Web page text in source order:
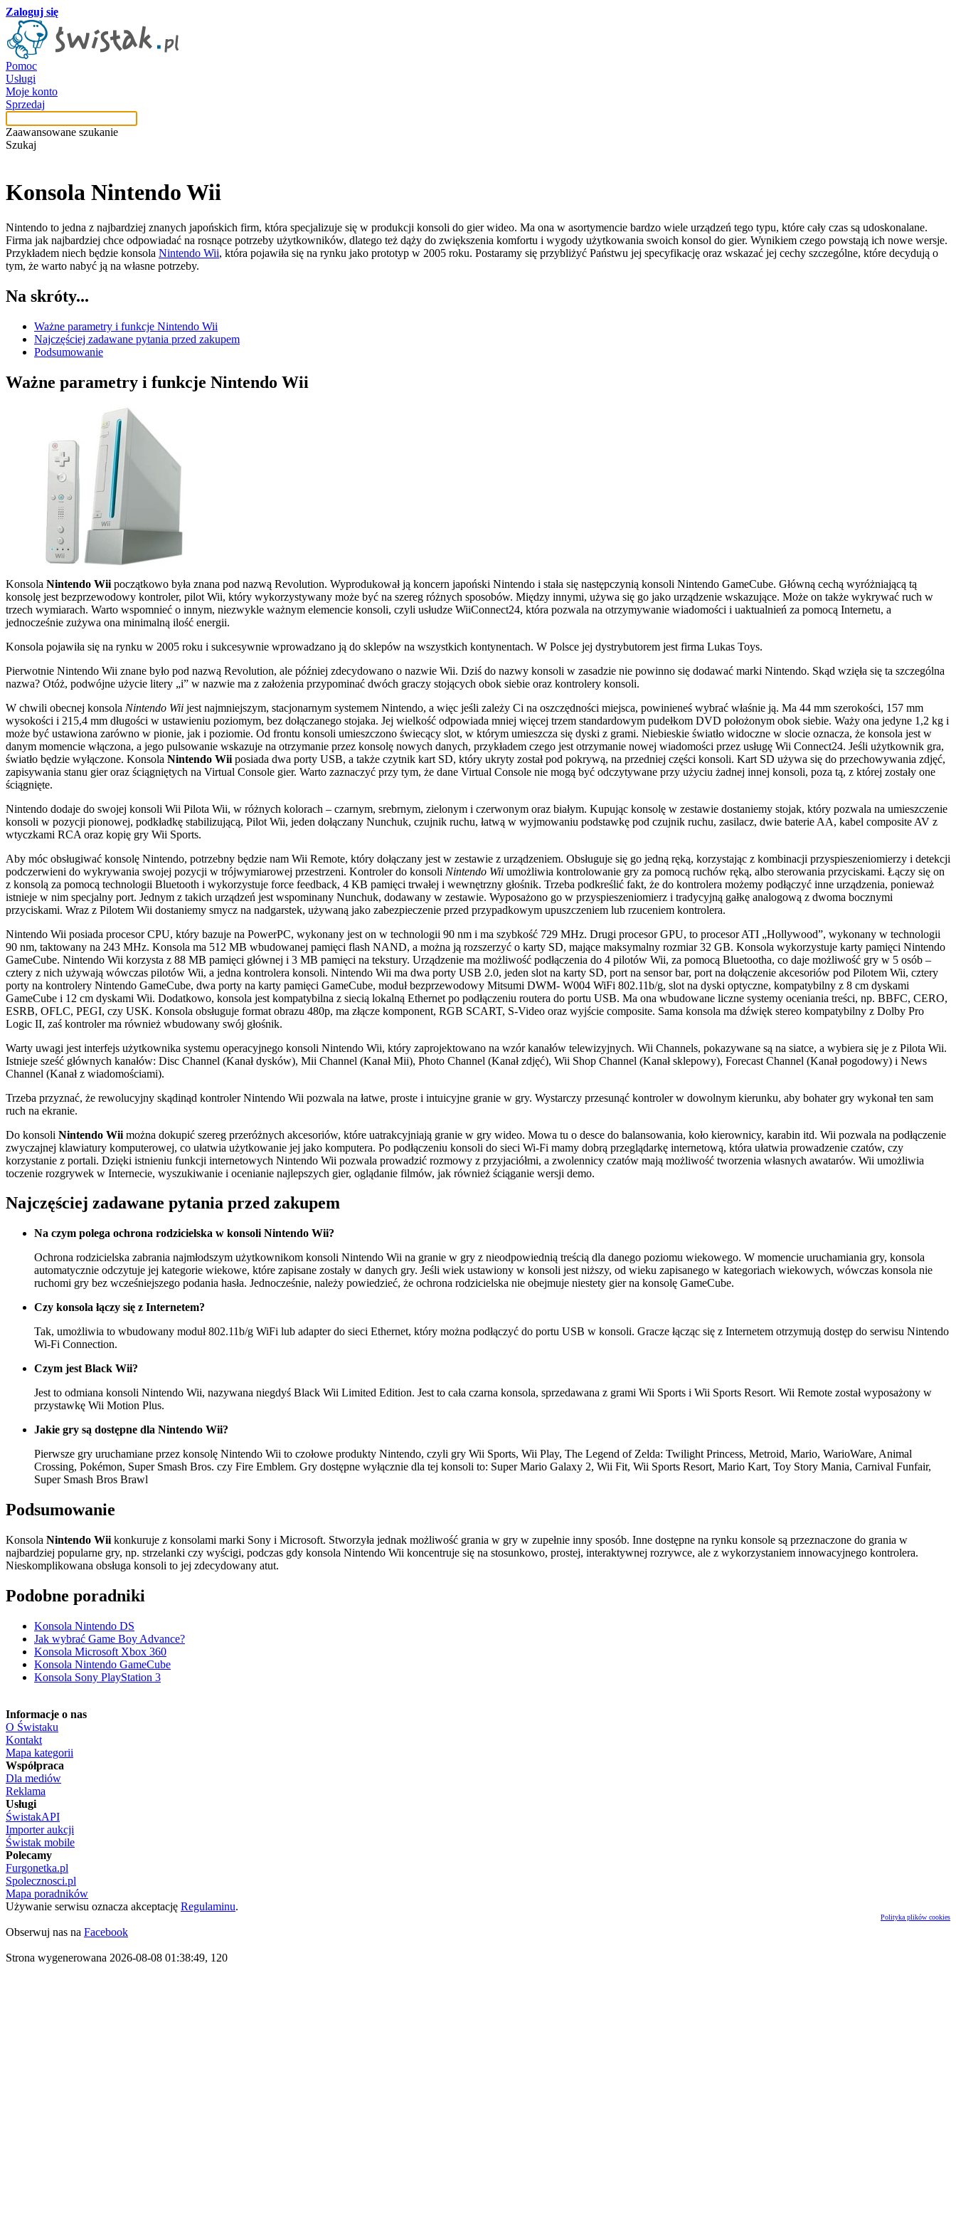
Zaloguj się
Pomoc
Usługi
Moje konto
Sprzedaj
Zaawansowane szukanie
Szukaj
Konsola Nintendo Wii
Nintendo to jedna z najbardziej znanych japońskich firm, która specjalizuje się w produkcji konsoli do gier wideo. Ma ona w asortymencie bardzo wiele urządzeń tego typu, które cały czas są udoskonalane.
Firma jak najbardziej chce odpowiadać na rosnące potrzeby użytkowników, dlatego też dąży do zwiększenia komfortu i wygody użytkowania swoich konsol do gier. Wynikiem czego powstają ich nowe wersje.
Przykładem niech będzie konsola Nintendo Wii, która pojawiła się na rynku jako prototyp w 2005 roku. Postaramy się przybliżyć Państwu jej specyfikację oraz wskazać jej cechy szczególne, które decydują o
tym, że warto nabyć ją na własne potrzeby.
Na skróty...
Ważne parametry i funkcje Nintendo Wii
Najczęściej zadawane pytania przed zakupem
Podsumowanie
Ważne parametry i funkcje Nintendo Wii
Konsola Nintendo Wii początkowo była znana pod nazwą Revolution. Wyprodukował ją koncern japoński Nintendo i stała się następczynią konsoli Nintendo GameCube. Główną cechą wyróżniającą tą
konsolę jest bezprzewodowy kontroler, pilot Wii, który wykorzystywany może być na szereg różnych sposobów. Między innymi, używa się go jako urządzenie wskazujące. Może on także wykrywać ruch w
trzech wymiarach. Warto wspomnieć o innym, niezwykle ważnym elemencie konsoli, czyli usłudze WiiConnect24, która pozwala na otrzymywanie wiadomości i uaktualnień za pomocą Internetu, a
jednocześnie zużywa ona minimalną ilość energii.
Konsola pojawiła się na rynku w 2005 roku i sukcesywnie wprowadzano ją do sklepów na wszystkich kontynentach. W Polsce jej dystrybutorem jest firma Lukas Toys.
Pierwotnie Nintendo Wii znane było pod nazwą Revolution, ale później zdecydowano o nazwie Wii. Dziś do nazwy konsoli w zasadzie nie powinno się dodawać marki Nintendo. Skąd wzięła się ta szczególna
nazwa? Otóż, podwójne użycie litery „i” w nazwie ma z założenia przypominać dwóch graczy stojących obok siebie oraz kontrolery konsoli.
W chwili obecnej konsola Nintendo Wii jest najmniejszym, stacjonarnym systemem Nintendo, a więc jeśli zależy Ci na oszczędności miejsca, powinieneś wybrać właśnie ją. Ma 44 mm szerokości, 157 mm
wysokości i 215,4 mm długości w ustawieniu poziomym, bez dołączanego stojaka. Jej wielkość odpowiada mniej więcej trzem standardowym pudełkom DVD położonym obok siebie. Waży ona jedyne 1,2 kg i
może być ustawiona zarówno w pionie, jak i poziomie. Od frontu konsoli umieszczono świecący slot, w którym umieszcza się dyski z grami. Niebieskie światło widoczne w slocie oznacza, że konsola jest w
danym momencie włączona, a jego pulsowanie wskazuje na otrzymanie przez konsolę nowych danych, przykładem czego jest otrzymanie nowej wiadomości przez usługę Wii Connect24. Jeśli użytkownik gra,
światło będzie wyłączone. Konsola Nintendo Wii posiada dwa porty USB, a także czytnik kart SD, który ukryty został pod pokrywą, na przedniej części konsoli. Kart SD używa się do przechowywania zdjęć,
zapisywania stanu gier oraz ściągniętych na Virtual Console gier. Warto zaznaczyć przy tym, że dane Virtual Console nie mogą być odczytywane przy użyciu żadnej innej konsoli, poza tą, z której zostały one
ściągnięte.
Nintendo dodaje do swojej konsoli Wii Pilota Wii, w różnych kolorach – czarnym, srebrnym, zielonym i czerwonym oraz białym. Kupując konsolę w zestawie dostaniemy stojak, który pozwala na umieszczenie
konsoli w pozycji pionowej, podkładkę stabilizującą, Pilot Wii, jeden dołączany Nunchuk, czujnik ruchu, łatwą w wyjmowaniu podstawkę pod czujnik ruchu, zasilacz, dwie baterie AA, kabel composite AV z
wtyczkami RCA oraz kopię gry Wii Sports.
Aby móc obsługiwać konsolę Nintendo, potrzebny będzie nam Wii Remote, który dołączany jest w zestawie z urządzeniem. Obsługuje się go jedną ręką, korzystając z kombinacji przyspieszeniomierzy i detekcji
podczerwieni do wykrywania swojej pozycji w trójwymiarowej przestrzeni. Kontroler do konsoli Nintendo Wii umożliwia kontrolowanie gry za pomocą ruchów ręką, albo sterowania przyciskami. Łączy się on
z konsolą za pomocą technologii Bluetooth i wykorzystuje force feedback, 4 KB pamięci trwałej i wewnętrzny głośnik. Trzeba podkreślić fakt, że do kontrolera możemy podłączyć inne urządzenia, ponieważ
istnieje w nim specjalny port. Jednym z takich urządzeń jest wspominany Nunchuk, dodawany w zestawie. Wyposażono go w przyspieszeniomierz i tradycyjną gałkę analogową z dwoma bocznymi
przyciskami. Wraz z Pilotem Wii dostaniemy smycz na nadgarstek, używaną jako zabezpieczenie przed przypadkowym upuszczeniem lub rzuceniem kontrolera.
Nintendo Wii posiada procesor CPU, który bazuje na PowerPC, wykonany jest on w technologii 90 nm i ma szybkość 729 MHz. Drugi procesor GPU, to procesor ATI „Hollywood”, wykonany w technologii
90 nm, taktowany na 243 MHz. Konsola ma 512 MB wbudowanej pamięci flash NAND, a można ją rozszerzyć o karty SD, mające maksymalny rozmiar 32 GB. Konsola wykorzystuje karty pamięci Nintendo
GameCube. Nintendo Wii korzysta z 88 MB pamięci głównej i 3 MB pamięci na tekstury. Urządzenie ma możliwość podłączenia do 4 pilotów Wii, za pomocą Bluetootha, co daje możliwość gry w 5 osób –
cztery z nich używają wówczas pilotów Wii, a jedna kontrolera konsoli. Nintendo Wii ma dwa porty USB 2.0, jeden slot na karty SD, port na sensor bar, port na dołączenie akcesoriów pod Pilotem Wii, cztery
porty na kontrolery Nintendo GameCube, dwa porty na karty pamięci GameCube, moduł bezprzewodowy Mitsumi DWM- W004 WiFi 802.11b/g, slot na dyski optyczne, kompatybilny z 8 cm dyskami
GameCube i 12 cm dyskami Wii. Dodatkowo, konsola jest kompatybilna z siecią lokalną Ethernet po podłączeniu routera do portu USB. Ma ona wbudowane liczne systemy oceniania treści, np. BBFC, CERO,
ESRB, OFLC, PEGI, czy USK. Konsola obsługuje format obrazu 480p, ma złącze komponent, RGB SCART, S-Video oraz wyjście composite. Sama konsola ma dźwięk stereo kompatybilny z Dolby Pro
Logic II, zaś kontroler ma również wbudowany swój głośnik.
Warty uwagi jest interfejs użytkownika systemu operacyjnego konsoli Nintendo Wii, który zaprojektowano na wzór kanałów telewizyjnych. Wii Channels, pokazywane są na siatce, a wybiera się je z Pilota Wii.
Istnieje sześć głównych kanałów: Disc Channel (Kanał dysków), Mii Channel (Kanał Mii), Photo Channel (Kanał zdjęć), Wii Shop Channel (Kanał sklepowy), Forecast Channel (Kanał pogodowy) i News
Channel (Kanał z wiadomościami).
Trzeba przyznać, że rewolucyjny skądinąd kontroler Nintendo Wii pozwala na łatwe, proste i intuicyjne granie w gry. Wystarczy przesunąć kontroler w dowolnym kierunku, aby bohater gry wykonał ten sam
ruch na ekranie.
Do konsoli Nintendo Wii można dokupić szereg przeróżnych akcesoriów, które uatrakcyjniają granie w gry wideo. Mowa tu o desce do balansowania, koło kierownicy, karabin itd. Wii pozwala na podłączenie
zwyczajnej klawiatury komputerowej, co ułatwia użytkowanie jej jako komputera. Po podłączeniu konsoli do sieci Wi-Fi mamy dobrą przeglądarkę internetową, która ułatwia prowadzenie czatów, czy
korzystanie z portali. Dzięki istnieniu funkcji internetowych Nintendo Wii pozwala prowadzić rozmowy z przyjaciółmi, a zwolennicy czatów mają możliwość tworzenia własnych awatarów. Wii umożliwia
toczenie rozgrywek w Internecie, wyszukiwanie i ocenianie najlepszych gier, oglądanie filmów, jak również ściąganie wersji demo.
Najczęściej zadawane pytania przed zakupem
Na czym polega ochrona rodzicielska w konsoli Nintendo Wii?
Ochrona rodzicielska zabrania najmłodszym użytkownikom konsoli Nintendo Wii na granie w gry z nieodpowiednią treścią dla danego poziomu wiekowego. W momencie uruchamiania gry, konsola
automatycznie odczytuje jej kategorie wiekowe, które zapisane zostały w danych gry. Jeśli wiek ustawiony w konsoli jest niższy, od wieku zapisanego w kategoriach wiekowych, wówczas konsola nie
ruchomi gry bez wcześniejszego podania hasła. Jednocześnie, należy powiedzieć, że ochrona rodzicielska nie obejmuje niestety gier na konsolę GameCube.
Czy konsola łączy się z Internetem?
Tak, umożliwia to wbudowany moduł 802.11b/g WiFi lub adapter do sieci Ethernet, który można podłączyć do portu USB w konsoli. Gracze łącząc się z Internetem otrzymują dostęp do serwisu Nintendo
Wi-Fi Connection.
Czym jest Black Wii?
Jest to odmiana konsoli Nintendo Wii, nazywana niegdyś Black Wii Limited Edition. Jest to cała czarna konsola, sprzedawana z grami Wii Sports i Wii Sports Resort. Wii Remote został wyposażony w
przystawkę Wii Motion Plus.
Jakie gry są dostępne dla Nintendo Wii?
Pierwsze gry uruchamiane przez konsolę Nintendo Wii to czołowe produkty Nintendo, czyli gry Wii Sports, Wii Play, The Legend of Zelda: Twilight Princess, Metroid, Mario, WarioWare, Animal
Crossing, Pokémon, Super Smash Bros. czy Fire Emblem. Gry dostępne wyłącznie dla tej konsoli to: Super Mario Galaxy 2, Wii Fit, Wii Sports Resort, Mario Kart, Toy Story Mania, Carnival Funfair,
Super Smash Bros Brawl
Podsumowanie
Konsola Nintendo Wii konkuruje z konsolami marki Sony i Microsoft. Stworzyła jednak możliwość grania w gry w zupełnie inny sposób. Inne dostępne na rynku konsole są przeznaczone do grania w
najbardziej popularne gry, np. strzelanki czy wyścigi, podczas gdy konsola Nintendo Wii koncentruje się na stosunkowo, prostej, interaktywnej rozrywce, ale z wykorzystaniem innowacyjnego kontrolera.
Nieskomplikowana obsługa konsoli to jej zdecydowany atut.
Podobne poradniki
Konsola Nintendo DS
Jak wybrać Game Boy Advance?
Konsola Microsoft Xbox 360
Konsola Nintendo GameCube
Konsola Sony PlayStation 3
Informacje o nas
O Świstaku
Kontakt
Mapa kategorii
Współpraca
Dla mediów
Reklama
Usługi
ŚwistakAPI
Importer aukcji
Świstak mobile
Polecamy
Furgonetka.pl
Spolecznosci.pl
Mapa poradników
Używanie serwisu oznacza akceptację Regulaminu.
Polityka plików cookies
Obserwuj nas na Facebook
Strona wygenerowana 2026-08-08 01:38:49, 120